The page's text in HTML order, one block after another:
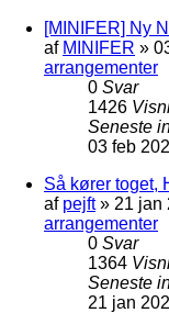
[MINIFER] Ny
af MINIFER »
arrangementer
0 Svar
1426
Seneste
03 feb
Så kører toget,
af pejft» 21 jan
arrangementer
0 Svar
1364
Seneste
21 jan